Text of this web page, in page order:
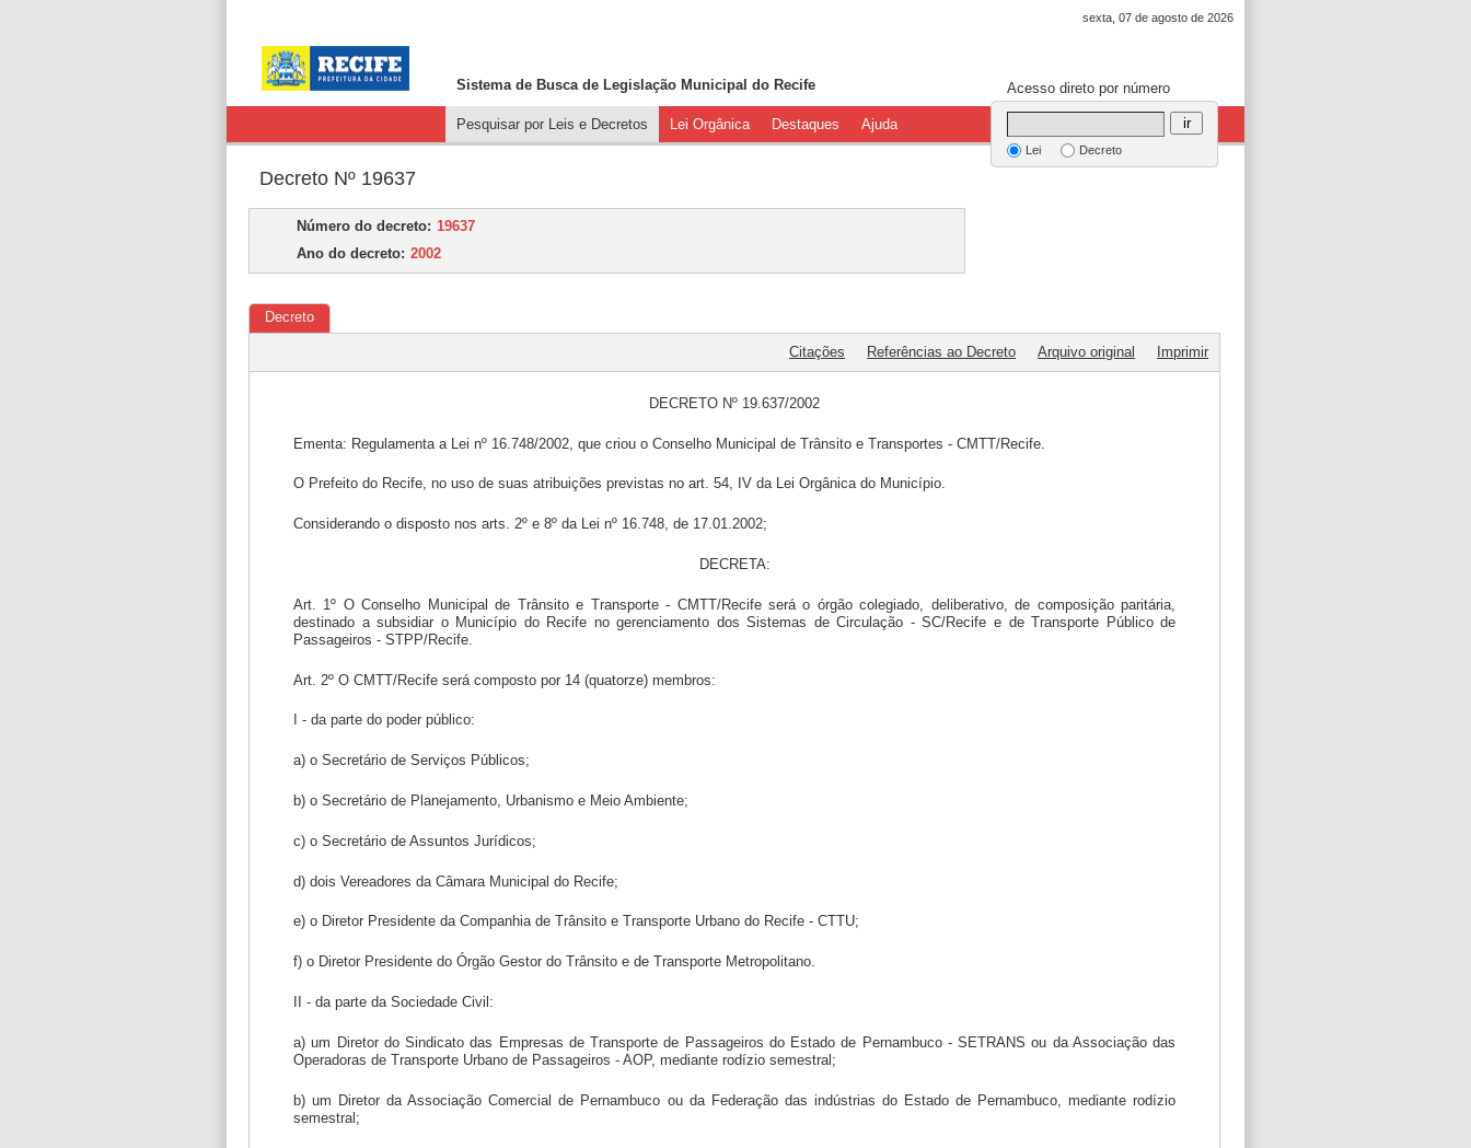
sexta, 07 de agosto de 2026
Sistema de Busca de Legislação Municipal do Recife
Pesquisar por Leis e Decretos Lei Orgânica Destaques Ajuda
Acesso direto por número
Lei Decreto
ir
Decreto Nº 19637
Número do decreto: 19637
Ano do decreto: 2002
Decreto
Citações Referências ao Decreto Arquivo original Imprimir
DECRETO Nº 19.637/2002
Ementa: Regulamenta a Lei nº 16.748/2002, que criou o Conselho Municipal de Trânsito e Transportes - CMTT/Recife.
O Prefeito do Recife, no uso de suas atribuições previstas no art. 54, IV da Lei Orgânica do Município.
Considerando o disposto nos arts. 2º e 8º da Lei nº 16.748, de 17.01.2002;
DECRETA:
Art. 1º O Conselho Municipal de Trânsito e Transporte - CMTT/Recife será o órgão colegiado, deliberativo, de composição paritária,
destinado a subsidiar o Município do Recife no gerenciamento dos Sistemas de Circulação - SC/Recife e de Transporte Público de
Passageiros - STPP/Recife.
Art. 2º O CMTT/Recife será composto por 14 (quatorze) membros:
I - da parte do poder público:
a) o Secretário de Serviços Públicos;
b) o Secretário de Planejamento, Urbanismo e Meio Ambiente;
c) o Secretário de Assuntos Jurídicos;
d) dois Vereadores da Câmara Municipal do Recife;
e) o Diretor Presidente da Companhia de Trânsito e Transporte Urbano do Recife - CTTU;
f) o Diretor Presidente do Órgão Gestor do Trânsito e de Transporte Metropolitano.
II - da parte da Sociedade Civil:
a) um Diretor do Sindicato das Empresas de Transporte de Passageiros do Estado de Pernambuco - SETRANS ou da Associação das
Operadoras de Transporte Urbano de Passageiros - AOP, mediante rodízio semestral;
b) um Diretor da Associação Comercial de Pernambuco ou da Federação das indústrias do Estado de Pernambuco, mediante rodízio
semestral;